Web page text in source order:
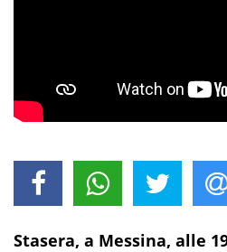
Stasera, a Messina, alle